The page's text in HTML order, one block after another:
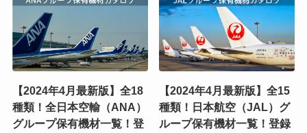
【2024年4月最新版】全18
種類！全日本空輸（ANA）
グループ保有機材一覧！登
【2024年4月最新版】全15
種類！日本航空（JAL）グ
ループ保有機材一覧！登録